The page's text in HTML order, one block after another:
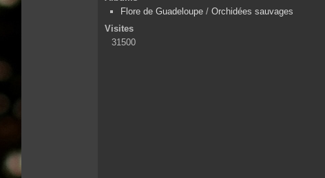
Flore de Guadeloupe / Orchidées sauvages
Visites
31500